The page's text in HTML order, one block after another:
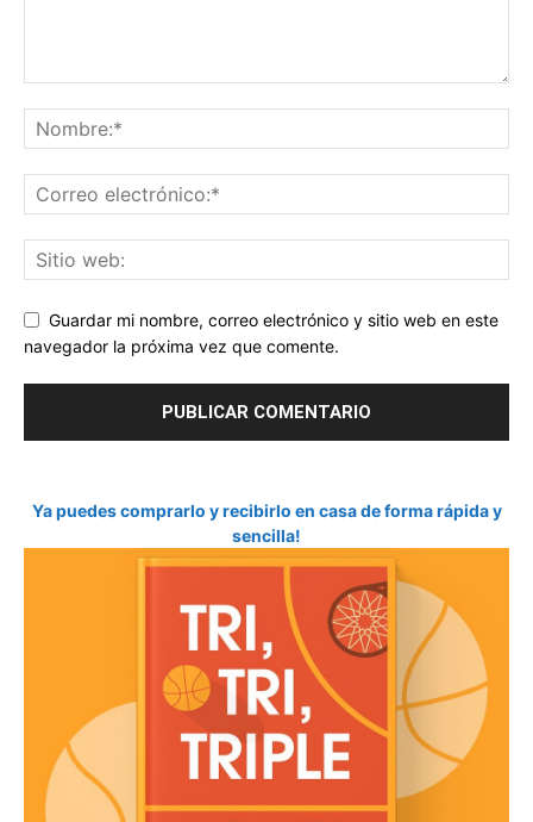
Guardar mi nombre, correo electrónico y sitio web en este
navegador la próxima vez que comente.
Ya puedes comprarlo y recibirlo en casa de forma rápida y
sencilla!